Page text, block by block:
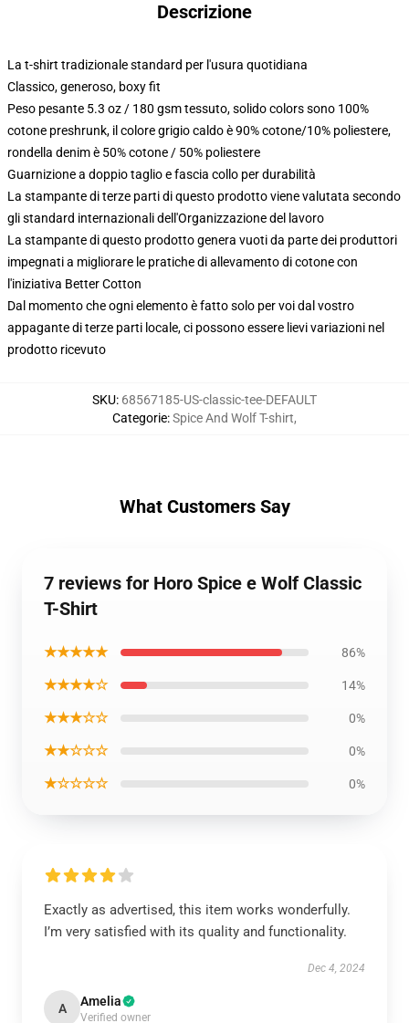
Descrizione
La t-shirt tradizionale standard per l'usura quotidiana
Classico, generoso, boxy fit
Peso pesante 5.3 oz / 180 gsm tessuto, solido colors sono 100%
cotone preshrunk, il colore grigio caldo è 90% cotone/10% poliestere,
rondella denim è 50% cotone / 50% poliestere
Guarnizione a doppio taglio e fascia collo per durabilità
La stampante di terze parti di questo prodotto viene valutata secondo
gli standard internazionali dell'Organizzazione del lavoro
La stampante di questo prodotto genera vuoti da parte dei produttori
impegnati a migliorare le pratiche di allevamento di cotone con
l'iniziativa Better Cotton
Dal momento che ogni elemento è fatto solo per voi dal vostro
appagante di terze parti locale, ci possono essere lievi variazioni nel
prodotto ricevuto
SKU: 68567185-US-classic-tee-DEFAULT
Categorie:Spice And Wolf T-shirt,
What Customers Say
7 reviews for Horo Spice e Wolf Classic
T-Shirt
★★★★★ 86%
★★★★☆ 14%
★★★☆☆ 0%
★★☆☆☆ 0%
★☆☆☆☆ 0%
Exactly as advertised, this item works wonderfully.
I’m very satisfied with its quality and functionality.
Dec 4, 2024
A Amelia
Verified owner